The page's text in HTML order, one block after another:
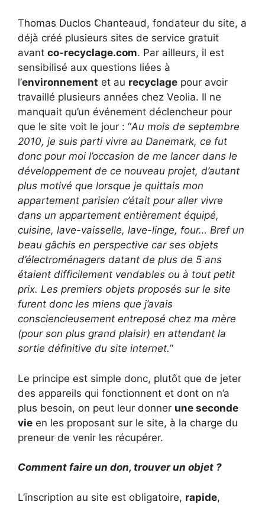
Thomas Duclos Chanteaud, fondateur du site, a
déjà créé plusieurs sites de service gratuit
avant co-recyclage.com. Par ailleurs, il est
sensibilisé aux questions liées à
l’environnement et au recyclage pour avoir
travaillé plusieurs années chez Veolia. Il ne
manquait qu’un événement déclencheur pour
que le site voit le jour : “Au mois de septembre
2010, je suis parti vivre au Danemark, ce fut
donc pour moi l’occasion de me lancer dans le
développement de ce nouveau projet, d’autant
plus motivé que lorsque je quittais mon
appartement parisien c’était pour aller vivre
dans un appartement entièrement équipé,
cuisine, lave-vaisselle, lave-linge, four… Bref un
beau gâchis en perspective car ses objets
d’électroménagers datant de plus de 5 ans
étaient difficilement vendables ou à tout petit
prix. Les premiers objets proposés sur le site
furent donc les miens que j’avais
consciencieusement entreposé chez ma mère
(pour son plus grand plaisir) en attendant la
sortie définitive du site internet.”
Le principe est simple donc, plutôt que de jeter
des appareils qui fonctionnent et dont on n’a
plus besoin, on peut leur donner une seconde
vie en les proposant sur le site, à la charge du
preneur de venir les récupérer.
Comment faire un don, trouver un objet ?
L’inscription au site est obligatoire, rapide,